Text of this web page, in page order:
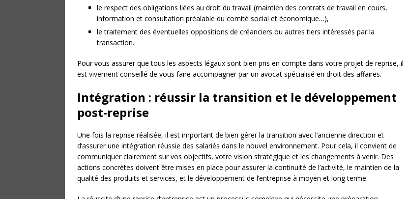
le respect des obligations liées au droit du travail (maintien des contrats de travail en cours,
information et consultation préalable du comité social et économique…),
le traitement des éventuelles oppositions de créanciers ou autres tiers intéressés par la
transaction.
Pour vous assurer que tous les aspects légaux sont bien pris en compte dans votre projet de reprise, il
est vivement conseillé de vous faire accompagner par un avocat spécialisé en droit des affaires.
Intégration : réussir la transition et le développement
post-reprise
Une fois la reprise réalisée, il est important de bien gérer la transition avec l’ancienne direction et
d’assurer une intégration réussie des salariés dans le nouvel environnement. Pour cela, il convient de
communiquer clairement sur vos objectifs, votre vision stratégique et les changements à venir. Des
actions concrètes doivent être mises en place pour assurer la continuité de l’activité, le maintien de la
qualité des produits et services, et le développement de l’entreprise à moyen et long terme.